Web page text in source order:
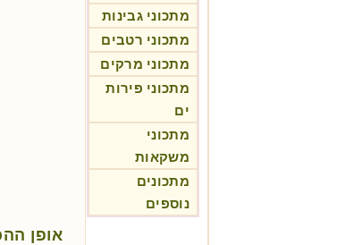
מתכוני גבינות
מתכוני רטבים
מתכוני מרקים
מתכוני פירות
ים
מתכוני
משקאות
מתכונים
נוספים
אופן